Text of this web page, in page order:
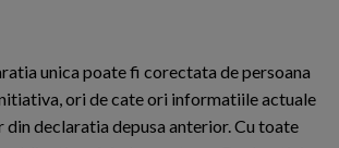
unica poate fi corectata de persoana
ori de cate ori informatiile actuale
din declaratia depusa anterior. Cu toate